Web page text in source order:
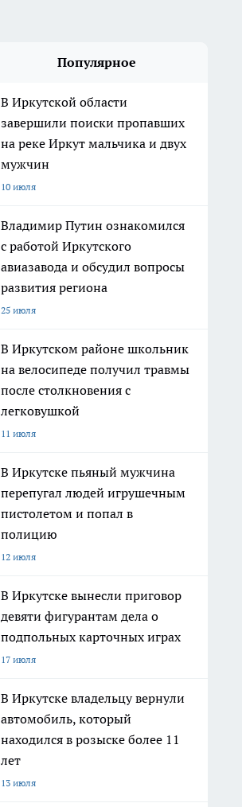
Популярное
В Иркутской области
завершили поиски пропавших
на реке Иркут мальчика и двух
мужчин
10 июля
Владимир Путин ознакомился
с работой Иркутского
авиазавода и обсудил вопросы
развития региона
25 июля
В Иркутском районе школьник
на велосипеде получил травмы
после столкновения с
легковушкой
11 июля
В Иркутске пьяный мужчина
перепугал людей игрушечным
пистолетом и попал в
полицию
12 июля
В Иркутске вынесли приговор
девяти фигурантам дела о
подпольных карточных играх
17 июля
В Иркутске владельцу вернули
автомобиль, который
находился в розыске более 11
лет
13 июля